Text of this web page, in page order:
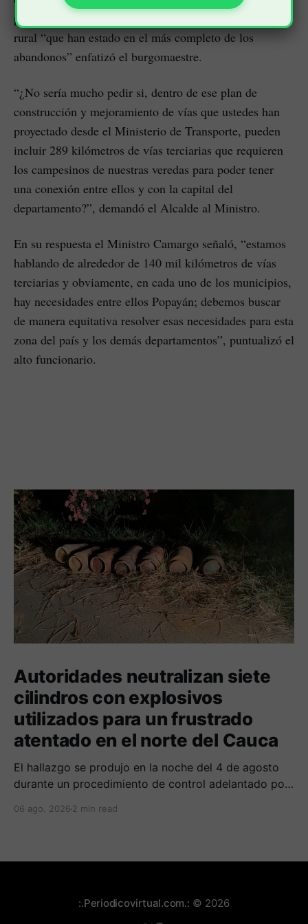
para recuperar un total de 289 kilómetros del sector
rural “que han estado en el más completo de los
abandonos” enfatizó el burgomaestre.
“¿No sería mucho pedir si, dentro de ese plan de
construcción y mejoramiento de vías que ustedes han
proyectado desde el Ministerio de Transporte, pueden
incluir 289 kilómetros de vías terciarias que requieren
los campesinos de nuestras veredas para poder tener
una conexión entre ellos y con la capital del
departamento?”, demandó el Alcalde al Ministro.
En su respuesta el Ministro Camargo señaló, “estamos
hablando de alrededor de 140 mil kilómetros de vías
terciarias y obviamente, en cada uno de los municipios,
hay necesidades entre ellos Popayán; debemos buscar
de manera equitativa resolver esas necesidades para esta
zona del país y los demás departamentos”, puntualizó el
alto funcionario.
Autoridades neutralizan siete
cilindros con explosivos
utilizados para un frustrado
atentado en el norte del Cauca
El hallazgo se produjo en la noche del 4 de agosto
durante un procedimiento de control adelantado por
06 ago. 2026 2 min read
:.Periodicovirtual.com.: © 2026